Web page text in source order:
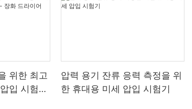
위한 최고
입 시험기
압력 용기 잔류 응력 측정을 위
한 휴대용 미세 압입 시험기